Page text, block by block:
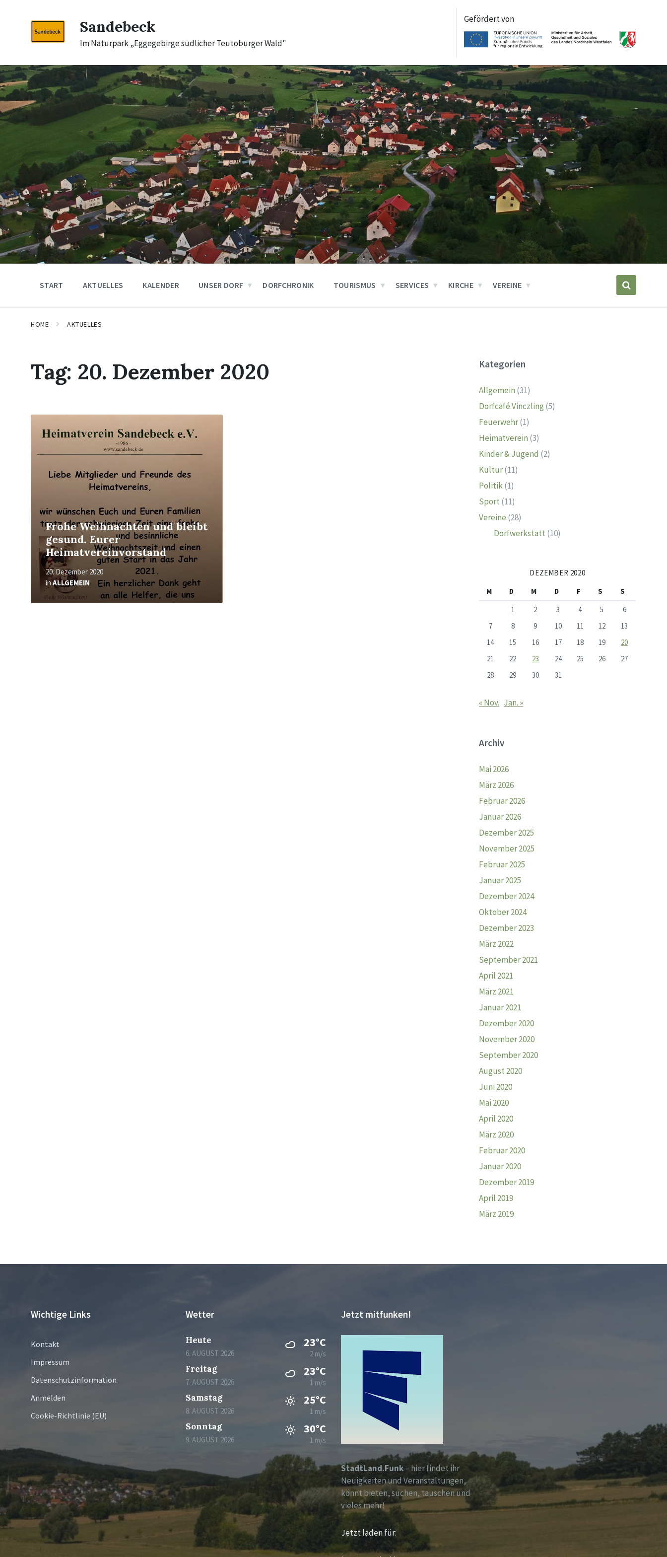
navigation
Sandebeck
Im Naturpark „Eggegebirge südlicher Teutoburger Wald"
Gefördert von
START AKTUELLES KALENDER UNSER DORF DORFCHRONIK TOURISMUS SERVICES KIRCHE VEREINE
HOME AKTUELLES
Tag: 20. Dezember 2020
Frohe Weihnachten und bleibt
gesund. Eurer
Heimatvereinvorstand
20. Dezember 2020
inALLGEMEIN
Mehr
erfahren
Kategorien
Allgemein (31)
Dorfcafé Vinczling (5)
Feuerwehr(1)
Heimatverein (3)
Kinder & Jugend (2)
Kultur(11)
Politik(1)
Sport (11)
Vereine (28)
Dorfwerkstatt (10)
DEZEMBER 2020
M
D M D F S
S
1
2 3 4 5
6
7
8 9 10 11 12
13
14
15 16 17 18 19
20
21
22 23 24 25 26
27
28
29 30 31
« Nov. Jan. »
Archiv
Mai 2026
März 2026
Februar 2026
Januar 2026
Dezember 2025
November 2025
Februar 2025
Januar 2025
Dezember 2024
Oktober 2024
Dezember 2023
März 2022
September 2021
April 2021
März 2021
Januar 2021
Dezember 2020
November 2020
September 2020
August 2020
Juni 2020
Mai 2020
April 2020
März 2020
Februar 2020
Januar 2020
Dezember 2019
April 2019
März 2019
Wichtige Links
Kontakt
Impressum
Datenschutzinformation
Anmelden
Cookie-Richtlinie (EU)
Wetter
Heute
6. AUGUST 2026
23°C
2 m/s
Freitag
7. AUGUST 2026
23°C
1 m/s
Samstag
8. AUGUST 2026
25°C
1 m/s
Sonntag
9. AUGUST 2026
30°C
1 m/s
Jetzt mitfunken!
StadtLand.Funk– hier findet ihr
Neuigkeiten und Veranstaltungen,
könnt bieten, suchen, tauschen und
vieles mehr!
Jetzt laden für: